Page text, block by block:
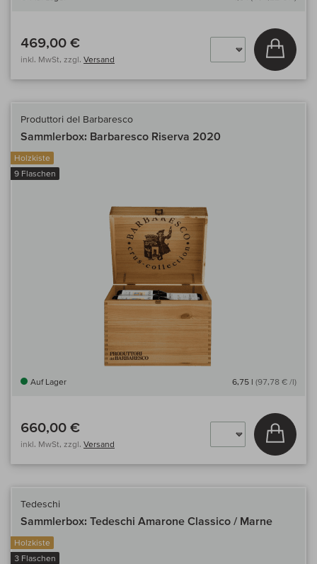
469,00 €
inkl. MwSt, zzgl. Versand
In
Produttori del Barbaresco
Sammlerbox: Barbaresco Riserva 2020
Holzkiste
9 Flaschen
Auf Lager 6,75 l (97,78 € /l)
660,00 €
inkl. MwSt, zzgl. Versand
In
Tedeschi
Sammlerbox: Tedeschi Amarone Classico / Marne
Holzkiste
3 Flaschen